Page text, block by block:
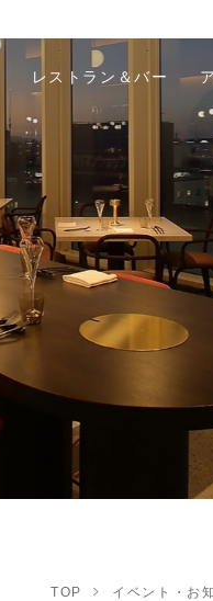
レストラン＆バー
TOP イベント・お